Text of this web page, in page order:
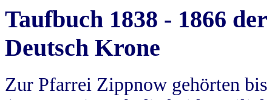
Taufbuch 1838 - 1866
Deutsch Krone
Zur Pfarrei Zippnow gehörten